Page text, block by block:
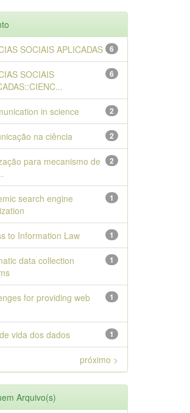
6
SOCIAIS APLICADAS
6
SOCIAIS
2
in science
2
na ciência
2
para mecanismo de
1
search engine
1
to Information Law
1
data collection
1
for providing web
1
vida dos dados
próximo >
Arquivo(s)